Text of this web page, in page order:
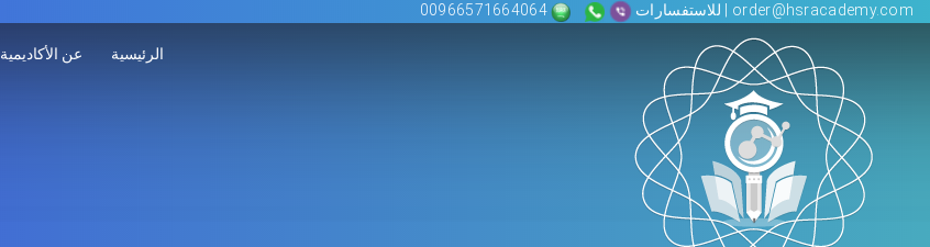
order@hsracademy.com | للاستفسارات 00966571664064
الرئيسية عن الأكاديمية